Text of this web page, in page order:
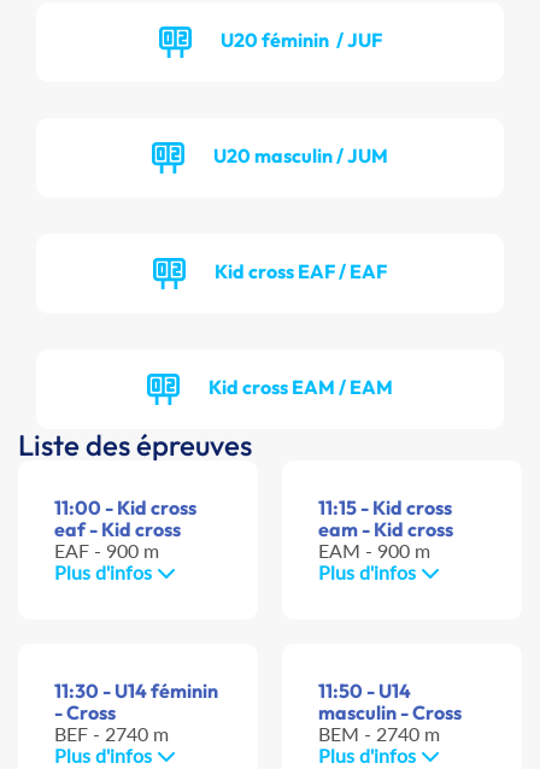
U20 féminin / JUF
U20 masculin / JUM
Kid cross EAF / EAF
Kid cross EAM / EAM
Liste des épreuves
11:00 - Kid cross
eaf - Kid cross
EAF - 900 m
Plus d'infos
11:15 - Kid cross
eam - Kid cross
EAM - 900 m
Plus d'infos
11:30 - U14 féminin
- Cross
BEF - 2740 m
Plus d'infos
11:50 - U14
masculin - Cross
BEM - 2740 m
Plus d'infos